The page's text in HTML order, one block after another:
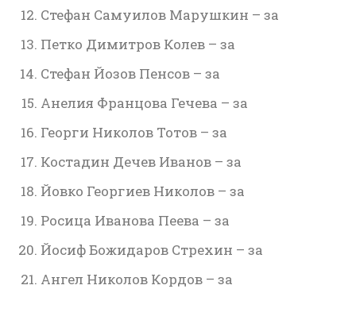
Стефан Самуилов Марушкин – за
Петко Димитров Колев – за
Стефан Йозов Пенсов – за
Анелия Францова Гечева – за
Георги Николов Тотов – за
Костадин Дечев Иванов – за
Йовко Георгиев Николов – за
Росица Иванова Пеева – за
Йосиф Божидаров Стрехин – за
Ангел Николов Кордов – за